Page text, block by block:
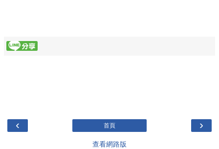
‹ ›
首頁
查看網路版